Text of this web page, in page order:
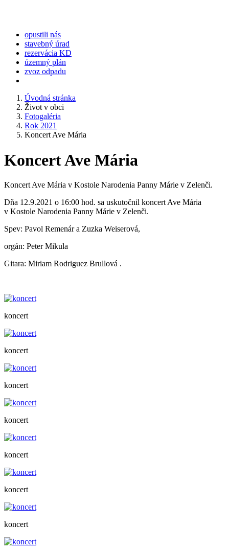
opustili nás
stavebný úrad
rezervácia KD
územný plán
zvoz odpadu
Úvodná stránka
Život v obci
Fotogaléria
Rok 2021
Koncert Ave Mária
Koncert Ave Mária
Koncert Ave Mária v Kostole Narodenia Panny Márie v Zelenči.
Dňa 12.9.2021 o 16:00 hod. sa uskutočnil koncert Ave Mária
v Kostole Narodenia Panny Márie v Zelenči.
Spev: Pavol Remenár a Zuzka Weiserová,
orgán: Peter Mikula
Gitara: Miriam Rodriguez Brullová .
koncert
koncert
koncert
koncert
koncert
koncert
koncert